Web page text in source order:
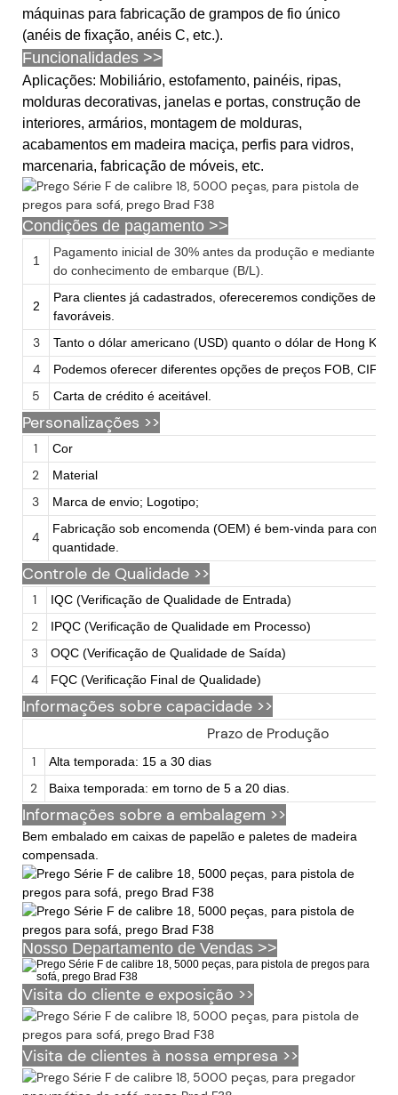
máquinas para fabricação de grampos de fio único
(anéis de fixação, anéis C, etc.).
Funcionalidades >>
Aplicações: Mobiliário, estofamento, painéis, ripas,
molduras decorativas, janelas e portas, construção de
interiores, armários, montagem de molduras,
acabamentos em madeira maciça, perfis para vidros,
marcenaria, fabricação de móveis, etc.
Condições de pagamento >>
1
Pagamento inicial de 30% antes da produção e mediante
do conhecimento de embarque (B/L).
2
Para clientes já cadastrados, ofereceremos condições de
favoráveis.
3 Tanto o dólar americano (USD) quanto o dólar de Hong
4 Podemos oferecer diferentes opções de preços FOB, CIF e
5 Carta de crédito é aceitável.
Personalizações >>
1 Cor
2 Material
3 Marca de envio; Logotipo;
4
Fabricação sob encomenda (OEM) é bem-vinda para
quantidade.
Controle de Qualidade >>
1 IQC (Verificação de Qualidade de Entrada)
2 IPQC (Verificação de Qualidade em Processo)
3 OQC (Verificação de Qualidade de Saída)
4 FQC (Verificação Final de Qualidade)
Informações sobre capacidade >>
Prazo de Produção
1 Alta temporada: 15 a 30 dias
2 Baixa temporada: em torno de 5 a 20 dias.
Informações sobre a embalagem >>
Bem embalado em caixas de papelão e paletes de madeira
compensada.
Nosso Departamento de Vendas >>
Visita do cliente e exposição >>
Visita de clientes à nossa empresa >>